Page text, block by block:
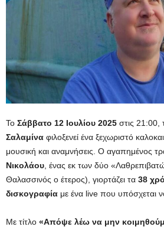
Το Σάββατο 12 Ιουλίου 2025 στις 21:00,
Σαλαμίνα φιλοξενεί ένα ξεχωριστό
μουσική και αναμνήσεις. Ο αγαπημένος
Νικολάου , ένας εκ των δύο
Θαλασσινός ο έτερος), γιορτάζει τα 38
δισκογραφία με ένα live που υπόσχεται
Με τίτλο «Απόψε λέω να μην